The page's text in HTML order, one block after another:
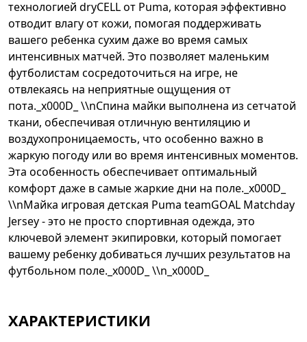
технологией dryCELL от Puma, которая эффективно
отводит влагу от кожи, помогая поддерживать
вашего ребенка сухим даже во время самых
интенсивных матчей. Это позволяет маленьким
футболистам сосредоточиться на игре, не
отвлекаясь на неприятные ощущения от
пота._x000D_ \\nСпина майки выполнена из сетчатой
ткани, обеспечивая отличную вентиляцию и
воздухопроницаемость, что особенно важно в
жаркую погоду или во время интенсивных моментов.
Эта особенность обеспечивает оптимальный
комфорт даже в самые жаркие дни на поле._x000D_
\\nМайка игровая детская Puma teamGOAL Matchday
Jersey - это не просто спортивная одежда, это
ключевой элемент экипировки, который помогает
вашему ребенку добиваться лучших результатов на
футбольном поле._x000D_ \\n_x000D_
ХАРАКТЕРИСТИКИ